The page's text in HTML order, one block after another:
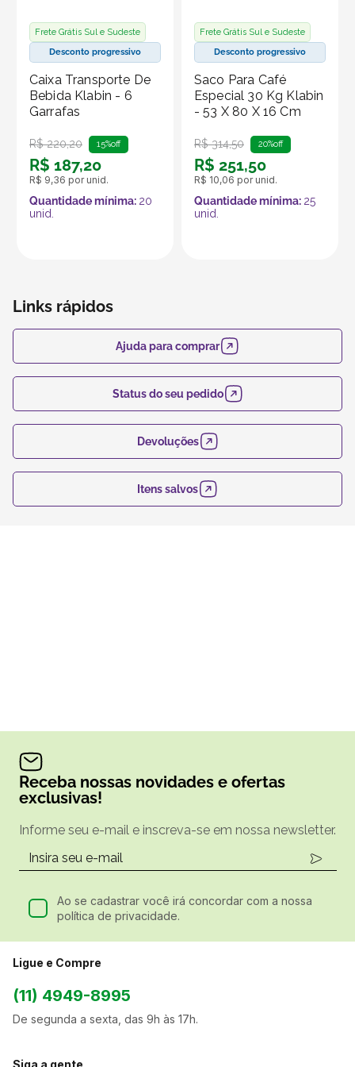
é a escolha ideal para quem busca soluções
sustentáveis, sem abrir mão da segurança e
funcionalidade.
Produto vendido por Seller :)
produtos no marketplace Klabin ForYou, aproveitando o
alcance e os recursos da plataforma, que é
especializada em embalagens e produtos em papel.
Frete Grátis Sul e Sudeste
Desconto progressivo
Caixa Transporte De
Bebida Klabin - 6
Garrafas
R$ 220,20 15%off
R$ 187,20
R$ 9,36 por unid.
Quantidade mínima: 20
unid.
Frete Grátis Sul e Sudeste
Desconto progressivo
Saco Para Café
Especial 30 Kg Klabin
- 53 X 80 X 16 Cm
R$ 314,50 20%off
R$ 251,50
R$ 10,06 por unid.
Quantidade mínima: 25
unid.
Links rápidos
Ajuda para comprar
Status do seu pedido
Devoluções
Itens salvos
Receba nossas novidades e ofertas
exclusivas!
Informe seu e-mail e inscreva-se em nossa newsletter.
Ao se cadastrar você irá concordar com a nossa
política de privacidade.
Ligue e Compre
(11) 4949-8995
De segunda a sexta, das 9h às 17h.
Siga a gente